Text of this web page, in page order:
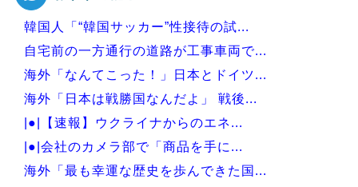
韓国人「“韓国サッカー”性接待の試...
自宅前の一方通行の道路が工事車両で...
海外「なんてこった！」日本とドイツ...
海外「日本は戦勝国なんだよ」 戦後...
|●|【速報】ウクライナからのエネ...
|●|会社のカメラ部で「商品を手に...
海外「最も幸運な歴史を歩んできた国...